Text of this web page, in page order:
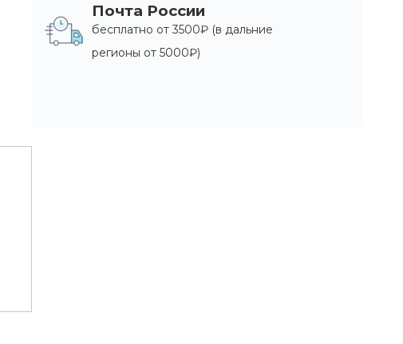
Почта России
бесплатно от 3500₽ (в дальние
регионы от 5000₽)